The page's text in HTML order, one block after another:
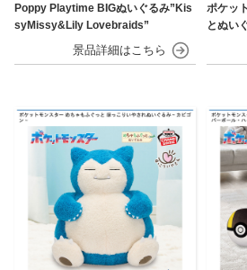
Poppy Playtime BIGぬいぐるみ”Kis
syMissy&Lily Lovebraids”
ポケッ
とぬい